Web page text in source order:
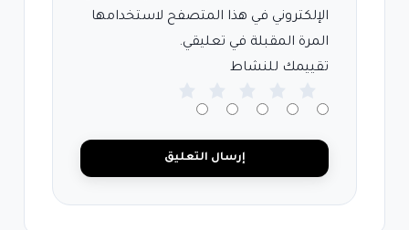
الإلكتروني في هذا المتصفح لاستخدامها
المرة المقبلة في تعليقي.
تقييمك للنشاط